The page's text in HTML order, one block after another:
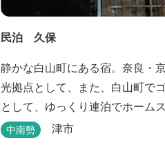
民泊 久保
静かな白山町にある宿。奈良・
光拠点として、また、白山町で
として、ゆっくり連泊でホーム
ださい。
中南勢 津市